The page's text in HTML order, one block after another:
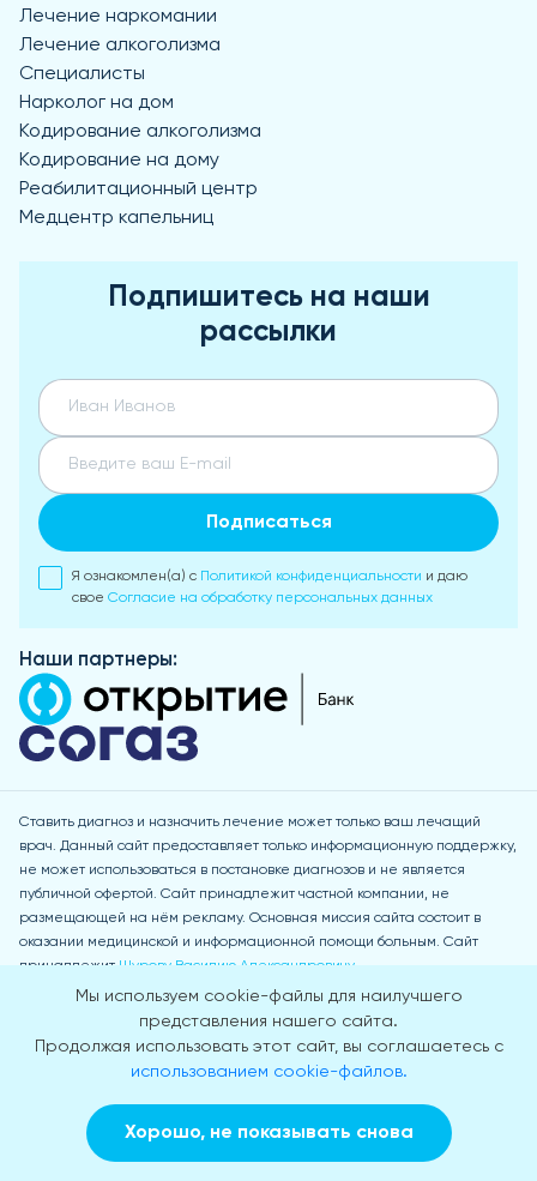
Лечение наркомании
Лечение алкоголизма
Специалисты
Нарколог на дом
Кодирование алкоголизма
Кодирование на дому
Реабилитационный центр
Медцентр капельниц
Подпишитесь на наши
рассылки
Подписаться
Я ознакомлен(а) с Политикой конфиденциальности и даю
свое Согласие на обработку персональных данных
Наши партнеры:
Ставить диагноз и назначить лечение может только ваш лечащий
врач. Данный сайт предоставляет только информационную поддержку,
не может использоваться в постановке диагнозов и не является
публичной офертой. Сайт принадлежит частной компании, не
размещающей на нём рекламу. Основная миссия сайта состоит в
оказании медицинской и информационной помощи больным. Сайт
принадлежит Шурову Василию Александровичу
Услуги оказываются по адресу: 115230 r. Москва, пр. Электролитный, д.
1, к. 3, э. 1, пом. IVA, ком. 8
Медицинская организация не участвует в реализации программы
государственных гарантий бесплатного оказания гражданам
медицинской помощи и не оказывает медицинскую помощь в рамках
обязательного медицинского страхования. Договоры со страховыми
медицинскими организациями на оказание и оплату медицинской
Мы используем cookie-файлы для наилучшего
представления нашего сайта.
Продолжая использовать этот сайт, вы соглашаетесь с
использованием cookie-файлов.
Хорошо, не показывать снова
Заказать звонок Вызвать врача на дом